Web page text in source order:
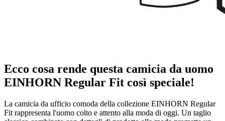
Ecco cosa rende questa camicia da uomo
EINHORN Regular Fit così speciale!
La camicia da ufficio comoda della collezione EINHORN Regular
Fit rappresenta l'uomo colto e attento alla moda di oggi. Un taglio